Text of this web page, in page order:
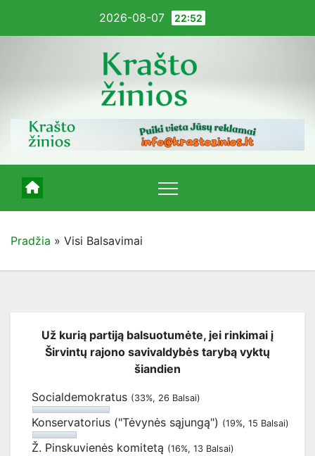
2026-08-07 22:52
Pradžia » Visi Balsavimai
Už kurią partiją balsuotumėte, jei rinkimai į
Širvintų rajono savivaldybės tarybą vyktų
šiandien
Socialdemokratus (33%, 26 Balsai)
Konservatorius ("Tėvynės sąjungą") (19%, 15 Balsai)
Ž. Pinskuvienės komitetą (16%, 13 Balsai)